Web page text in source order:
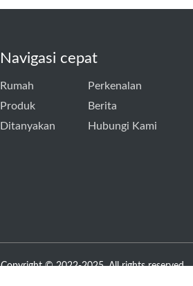
Navigasi cepat
Rumah
Perkenalan
Produk
Berita
Ditanyakan
Hubungi Kami
Copyright © 2022-2025. All rights reserved